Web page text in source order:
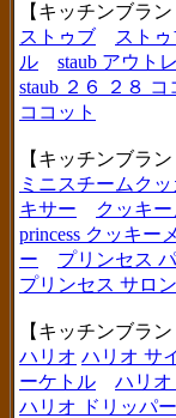
【キッチンブラ
ストゥブ
スト
ル
staub アウト
staub ２６ ２８ コ
ココット
【キッチンブラ
ミニスチームク
キサー
クッキ
princess クッキー
ー
プリンセス
プリンセス サロ
【キッチンブラ
ハリオ ハリオ サ
ーケトル
ハリ
ハリオ ドリッパー